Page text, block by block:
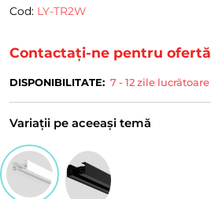
Cod: LY-TR2W
Contactați-ne pentru ofertă
DISPONIBILITATE: 7 - 12 zile lucrătoare
Variații pe aceeași temă